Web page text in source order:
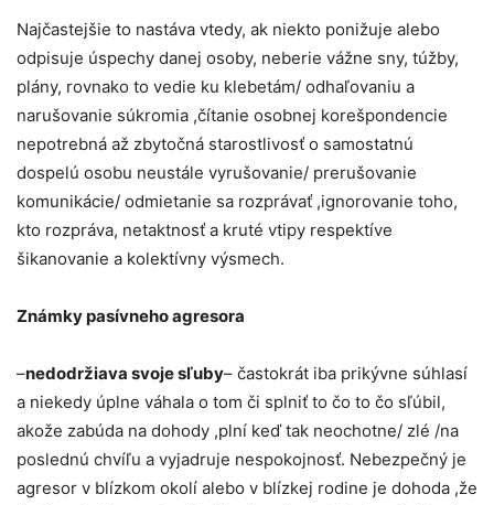
Najčastejšie to nastáva vtedy, ak niekto ponižuje alebo
odpisuje úspechy danej osoby, neberie vážne sny, túžby,
plány, rovnako to vedie ku klebetám/ odhaľovaniu a
narušovanie súkromia ,čítanie osobnej korešpondencie
nepotrebná až zbytočná starostlivosť o samostatnú
dospelú osobu neustále vyrušovanie/ prerušovanie
komunikácie/ odmietanie sa rozprávať ,ignorovanie toho,
kto rozpráva, netaktnosť a kruté vtipy respektíve
šikanovanie a kolektívny výsmech.
Známky pasívneho agresora
–nedodržiava svoje sľuby– častokrát iba prikývne súhlasí
a niekedy úplne váhala o tom či splniť to čo to čo sľúbil,
akože zabúda na dohody ,plní keď tak neochotne/ zlé /na
poslednú chvíľu a vyjadruje nespokojnosť. Nebezpečný je
agresor v blízkom okolí alebo v blízkej rodine je dohoda ,že